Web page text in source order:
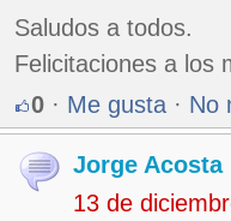
Saludos a todos.
Felicitaciones a los
0 · Me gusta · No
Jorge Acosta
13 de